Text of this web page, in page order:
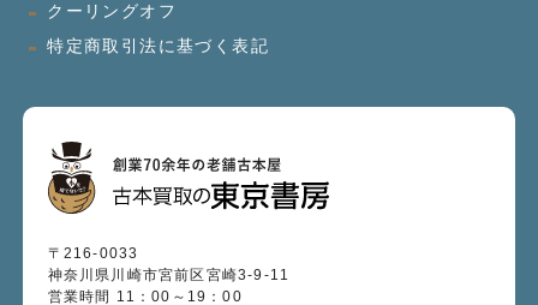
クーリングオフ
特定商取引法に基づく表記
〒216-0033
神奈川県川崎市宮前区宮崎3-9-11
営業時間 11：00～19：00